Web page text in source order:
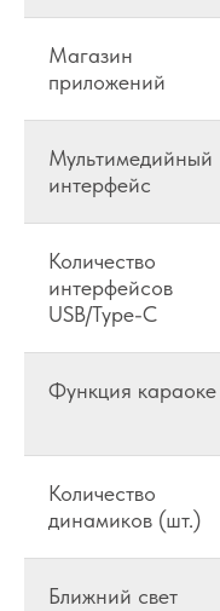
Магазин
приложений
Мультимедийный
интерфейс
Количество
интерфейсов
USB/Type-C
Функция караоке
Количество
динамиков (шт.)
Ближний свет